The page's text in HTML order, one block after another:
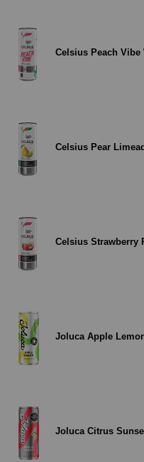
Celsius Peach Vibe
Celsius Pear
Celsius Strawberry
Joluca Apple
Joluca Citrus